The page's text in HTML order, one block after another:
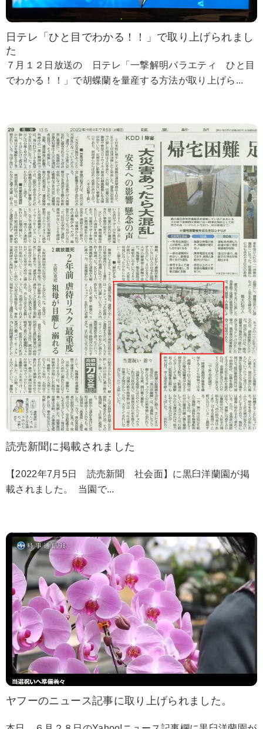
日テレ「ひと目でわかる！！」で取り上げられまし
た
７月１２日放送の 日テレ「一撃解明バラエティ ひと目
でわかる！！」で胡蝶蘭を量産する方法が取り上げら...
読売新聞に掲載されました
【2022年7月5日 読売新聞 社会面】に黒臼洋蘭園が掲
載されました。 当園で...
ヤフーのニュース記事に取り上げられました。